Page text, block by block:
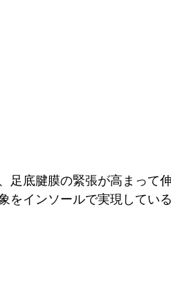
足底腱膜の緊張が高まって
をインソールで実現している